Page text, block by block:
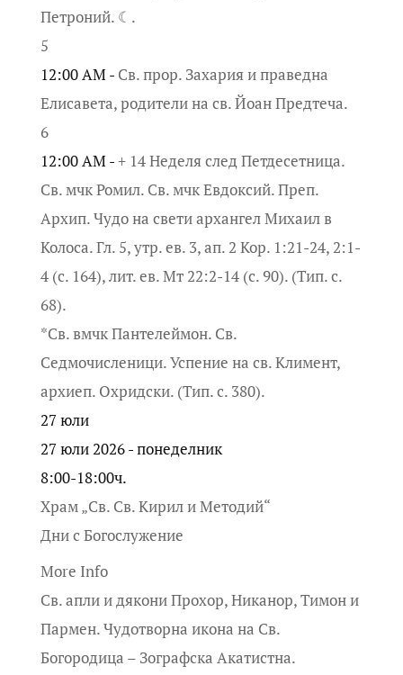
Петроний. ☾.
5
12:00 AM - Св. прор. Захария и праведна
Елисавета, родители на св. Йоан Предтеча.
6
12:00 AM -+ 14 Неделя след Петдесетница.
Св. мчк Ромил. Св. мчк Евдоксий. Преп.
Архип. Чудо на свети архангел Михаил в
Колоса. Гл. 5, утр. ев. 3, ап. 2 Кор. 1:21-24, 2:1-
4 (с. 164), лит. ев. Мт 22:2-14 (с. 90). (Тип. с.
68).
*Св. вмчк Пантелеймон. Св.
Седмочисленици. Успение на св. Климент,
архиеп. Охридски. (Тип. с. 380).
27 юли
27 юли 2026 - понеделник
8:00-18:00ч.
Храм „Св. Св. Кирил и Методий“
Дни с Богослужение
More Info
Св. апли и дякони Прохор, Никанор, Тимон и
Пармен. Чудотворна икона на Св.
Богородица – Зографска Акатистна.